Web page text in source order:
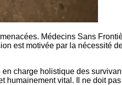
Médecins Sans
est motivée par la nécessité
charge holistique des
vital. Il ne doit